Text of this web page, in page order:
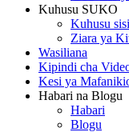
Kuhusu SUKO
Kuhusu sisi
Ziara ya
Wasiliana
Kipindi cha
Kesi ya
Habari na Blogu
Habari
Blogu